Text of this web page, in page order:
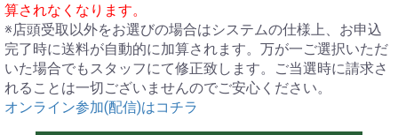
算されなくなります。
※店頭受取以外をお選びの場合はシステムの仕様上、お申込
完了時に送料が自動的に加算されます。万が一ご選択いただ
いた場合でもスタッフにて修正致します。ご当選時に請求さ
れることは一切ございませんのでご安心ください。
オンライン参加(配信)はコチラ